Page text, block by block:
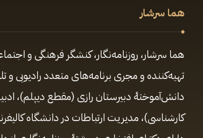
هما سرشار
هما سرشار، روزنامه‌نگار، کنشگر فرهنگی و
دانش‌آموختهٔ دبیرستان رازی (مقطع‌ دیپلم)،